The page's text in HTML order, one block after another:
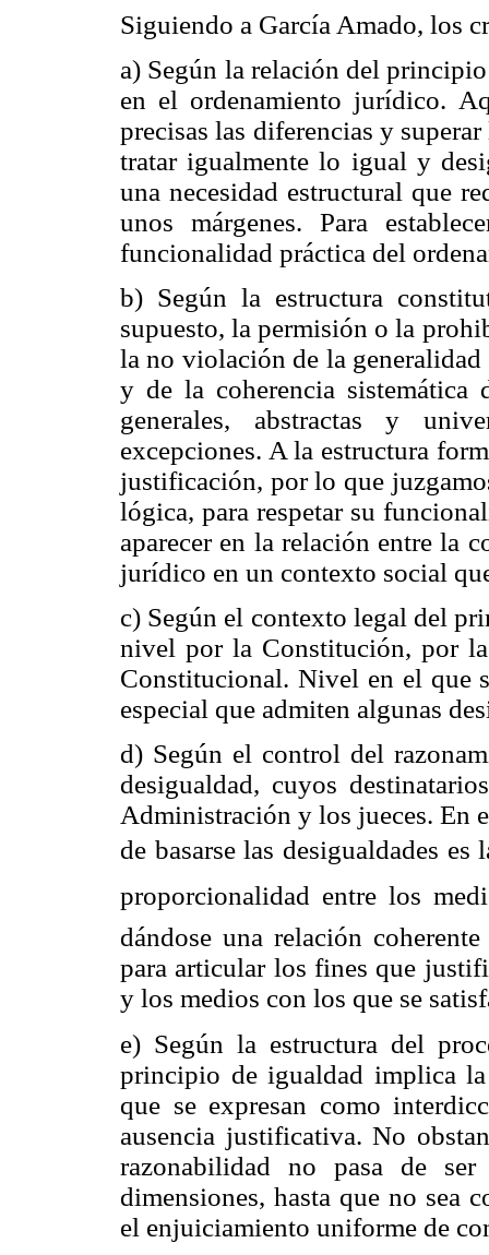
Siguiendo a García Amado, los
a) Según la relación del
en el ordenamiento jurídico.
precisas las diferencias y
tratar igualmente lo igual y
una necesidad estructural que
unos márgenes. Para
funcionalidad práctica del
b) Según la estructura
supuesto, la permisión o la
la no violación de la
y de la coherencia sistemática
generales, abstractas y
excepciones. A la estructura
justificación, por lo que
lógica, para respetar su
aparecer en la relación entre la
jurídico en un contexto social
c) Según el contexto legal del
nivel por la Constitución, por
Constitucional. Nivel en el que
especial que admiten algunas
d) Según el control del
desigualdad, cuyos
Administración y los jueces. En
de basarse las desigualdades es
proporcionalidad entre los
dándose una relación
para articular los fines que
y los medios con los que se
e) Según la estructura del
principio de igualdad implica
que se expresan como
ausencia justificativa. No
razonabilidad no pasa de
dimensiones, hasta que no sea
el enjuiciamiento uniforme de